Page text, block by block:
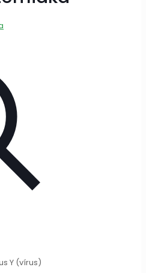
Y (vírus)